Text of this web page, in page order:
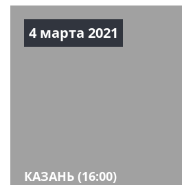
4 марта 2021
КАЗАНЬ (16:00)